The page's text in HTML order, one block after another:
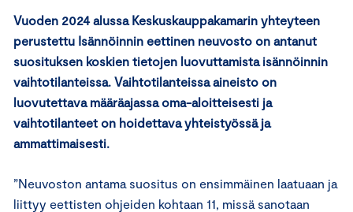
Vuoden 2024 alussa Keskuskauppakamarin yhteyteen
perustettu Isännöinnin eettinen neuvosto on antanut
suosituksen koskien tietojen luovuttamista isännöinnin
vaihtotilanteissa. Vaihtotilanteissa aineisto on
luovutettava määräajassa oma-aloitteisesti ja
vaihtotilanteet on hoidettava yhteistyössä ja
ammattimaisesti.
”Neuvoston antama suositus on ensimmäinen laatuaan ja
liittyy eettisten ohjeiden kohtaan 11, missä sanotaan